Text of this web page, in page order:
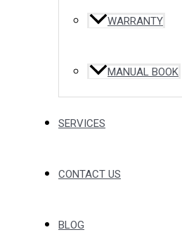
WARRANTY
MANUAL BOOK
SERVICES
CONTACT US
BLOG